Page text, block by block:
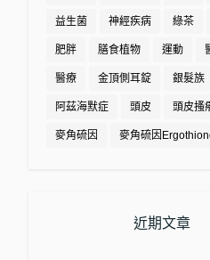
益生菌 神經疾病 綠茶
肥胖 膳食植物 運動
醫療 金頂側耳錠 銀髮族
阿茲海默症 頭皮 頭皮搔
麥角硫因 麥角硫因
近期文章